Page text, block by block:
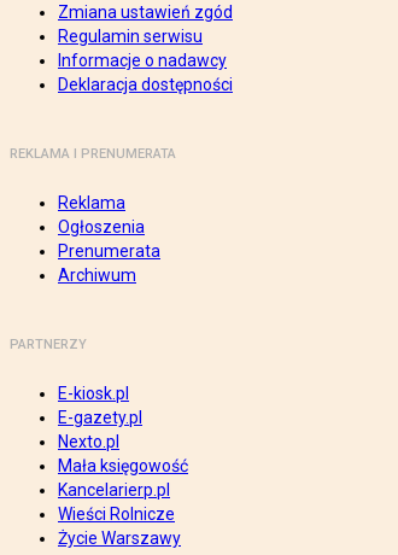
Zmiana ustawień zgód
Regulamin serwisu
Informacje o nadawcy
Deklaracja dostępności
REKLAMA I PRENUMERATA
Reklama
Ogłoszenia
Prenumerata
Archiwum
PARTNERZY
E-kiosk.pl
E-gazety.pl
Nexto.pl
Mała księgowość
Kancelarierp.pl
Wieści Rolnicze
Życie Warszawy